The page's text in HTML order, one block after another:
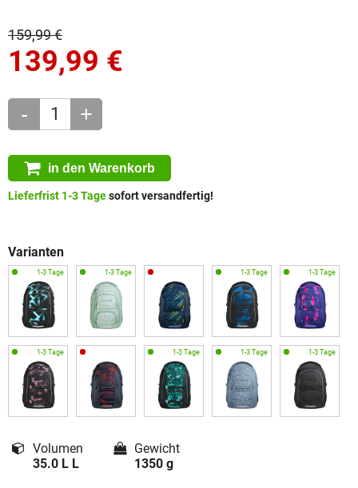
159,99 €
139,99 €
- +
in den Warenkorb
Lieferfrist 1-3 Tagesofort versandfertig!
Varianten
Volumen
35.0 L L
Gewicht
1350 g